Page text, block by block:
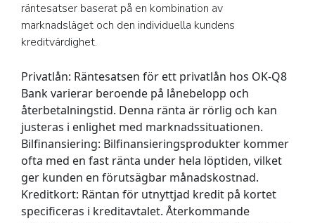
räntesatser baserat på en kombination av
marknadsläget och den individuella kundens
kreditvärdighet.
Privatlån: Räntesatsen för ett privatlån hos OK-Q8
Bank varierar beroende på lånebelopp och
återbetalningstid. Denna ränta är rörlig och kan
justeras i enlighet med marknadssituationen.
Bilfinansiering: Bilfinansieringsprodukter kommer
ofta med en fast ränta under hela löptiden, vilket
ger kunden en förutsägbar månadskostnad.
Kreditkort: Räntan för utnyttjad kredit på kortet
specificeras i kreditavtalet. Återkommande